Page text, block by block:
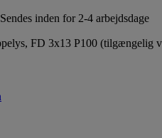
inden for 2-4 arbejdsdage
FD 3x13 P100 (tilgængelig